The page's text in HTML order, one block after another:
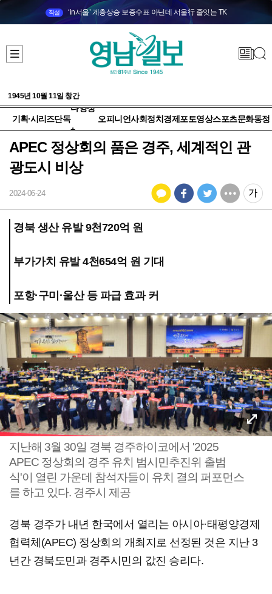
직설 ‘in서울’ 계층상승 보증수표 아닌데 서울行 줄잇는 TK
1945년 10월 11일 창간
기획·시리즈단독
다양성
+
오피니언사회정치 경제 포토영상스포츠문화동정
APEC 정상회의 품은 경주, 세계적인 관
광도시 비상
2024-06-24
경북 생산 유발 9천720억 원
부가가치 유발 4천654억 원 기대
포항·구미·울산 등 파급 효과 커
지난해 3월 30일 경북 경주하이코에서 '2025
APEC 정상회의 경주 유치 범시민추진위 출범
식'이 열린 가운데 참석자들이 유치 결의 퍼포먼스
를 하고 있다. 경주시 제공
경북 경주가 내년 한국에서 열리는 아시아·태평양경제
협력체(APEC) 정상회의 개최지로 선정된 것은 지난 3
년간 경북도민과 경주시민의 값진 승리다.